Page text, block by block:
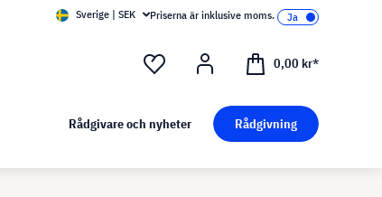
Sverige | SEK Priserna är inklusive moms.
0,00 kr*
Rådgivare och nyheter Rådgivning